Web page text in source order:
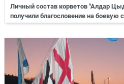
Личный состав корветов "Алдар
получили благословение на боевую